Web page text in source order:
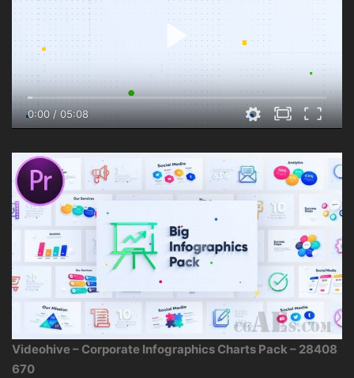
0:00/05:08
Videohive – Corporate Infographics Charts Pack – 28408
670